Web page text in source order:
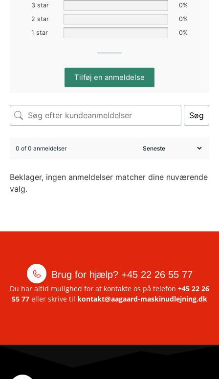
3 star
0%
2 star
0%
1 star
0%
Tilføj en anmeldelse
Søg
0 of 0 anmeldelser
Beklager, ingen anmeldelser matcher dine nuværende
valg.
Brug for hjælp? +45 22 26 55 77
Du har altid mulighed for at kontakte os på telefon +45 22 26
55 77 eller skrive til kontakt@aagaard-maskinudlejning.dk